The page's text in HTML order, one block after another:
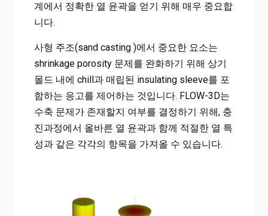
계에서 정확한 열 윤곽을 얻기 위해 매우 중요합
니다.
사형 주조(sand casting )에서 중요한 요소는
shrinkage porosity 문제를 완화하기 위해 상기
몰드 내에 chill과 매립된 insulating sleeve를 포
함하는 응고를 제어하는 것입니다. FLOW-3D는
수축 문제가 존재할지 여부를 결정하기 위해, 충
진과정에서 올바른 열 윤곽과 함께 적절한 열 특
성과 같은 각각의 항목을 가져올 수 있습니다.